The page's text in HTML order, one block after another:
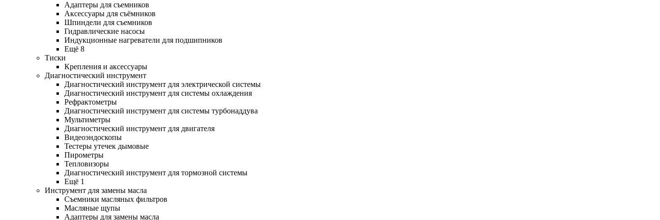
Адаптеры для съемников
Аксессуары для съёмников
Шпиндели для съемников
Гидравлические насосы
Индукционные нагреватели для подшипников
Ещё 8
Тиски
Крепления и аксессуары
Диагностический инструмент
Диагностический инструмент для электрической системы
Диагностический инструмент для системы охлаждения
Рефрактометры
Диагностический инструмент для системы турбонаддува
Мультиметры
Диагностический инструмент для двигателя
Видеоэндоскопы
Тестеры утечек дымовые
Пирометры
Тепловизоры
Диагностический инструмент для тормозной системы
Ещё 1
Инструмент для замены масла
Съемники масляных фильтров
Масляные щупы
Адаптеры для замены масла